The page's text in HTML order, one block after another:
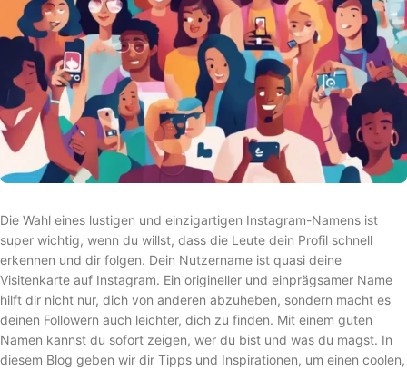
Die Wahl eines lustigen und einzigartigen Instagram-Namens ist
super wichtig, wenn du willst, dass die Leute dein Profil schnell
erkennen und dir folgen. Dein Nutzername ist quasi deine
Visitenkarte auf Instagram. Ein origineller und einprägsamer Name
hilft dir nicht nur, dich von anderen abzuheben, sondern macht es
deinen Followern auch leichter, dich zu finden. Mit einem guten
Namen kannst du sofort zeigen, wer du bist und was du magst. In
diesem Blog geben wir dir Tipps und Inspirationen, um einen coolen,